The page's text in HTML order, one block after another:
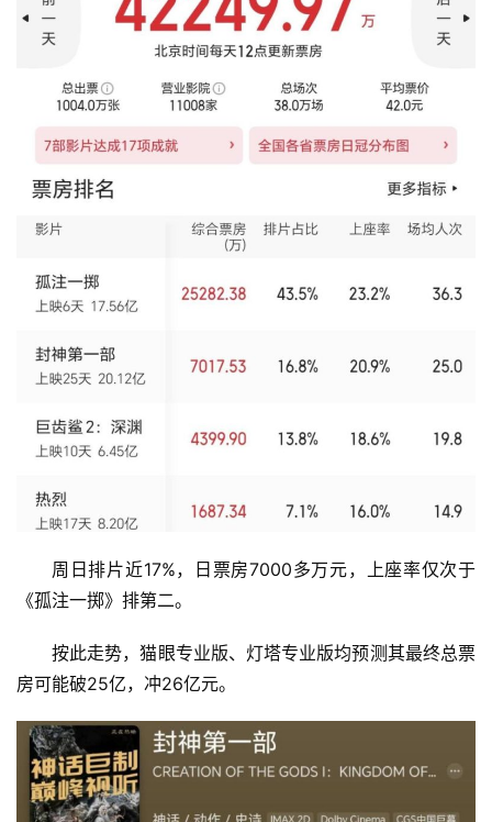
周日排片近17%，日票房7000多万元，上座率仅次于
《孤注一掷》排第二。
按此走势，猫眼专业版、灯塔专业版均预测其最终总票
房可能破25亿，冲26亿元。